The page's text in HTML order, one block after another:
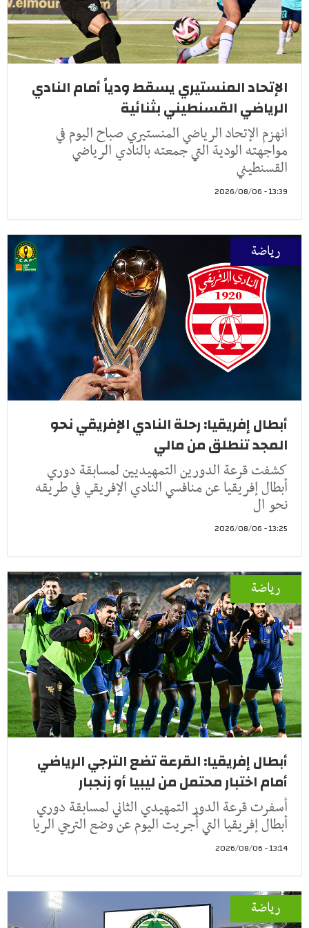
الإتحاد المنستيري يسقط ودياً أمام النادي
الرياضي القسنطيني بثنائية
انهزم الإتحاد الرياضي المنستيري صباح اليوم في
مواجهته الودية التي جمعته بالنادي الرياضي
القسنطيني
13:39 - 2026/08/06
رياضة
أبطال إفريقيا: رحلة النادي الإفريقي نحو
المجد تنطلق من مالي
كشفت قرعة الدورين التمهيديين لمسابقة دوري
أبطال إفريقيا عن منافسي النادي الإفريقي في طريقه
نحو ال
13:25 - 2026/08/06
رياضة
أبطال إفريقيا: القرعة تضع الترجي الرياضي
أمام اختبار محتمل من ليبيا أو زنجبار
أسفرت قرعة الدور التمهيدي الثاني لمسابقة دوري
أبطال إفريقيا التي أُجريت اليوم عن وضع الترجي الريا
13:14 - 2026/08/06
رياضة